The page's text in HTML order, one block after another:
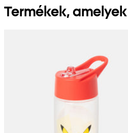
Termékek,